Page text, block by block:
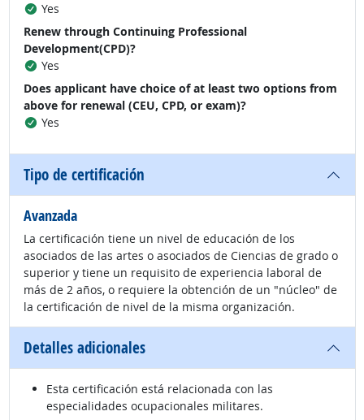
Yes
Renew through Continuing Professional
Development(CPD)?
Yes
Does applicant have choice of at least two options from
above for renewal (CEU, CPD, or exam)?
Yes
Tipo de certificación
Avanzada
La certificación tiene un nivel de educación de los
asociados de las artes o asociados de Ciencias de grado o
superior y tiene un requisito de experiencia laboral de
más de 2 años, o requiere la obtención de un "núcleo" de
la certificación de nivel de la misma organización.
Detalles adicionales
Esta certificación está relacionada con las
especialidades ocupacionales militares.